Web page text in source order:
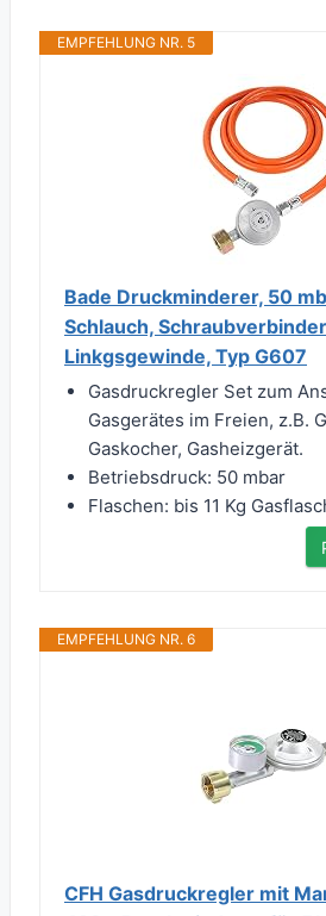
EMPFEHLUNG NR. 5
Bade Druckminderer, 50
Schlauch,
Linkgsgewinde, Typ G607
Gasdruckregler Set zum
Gasgerätes im Freien, z.B.
Gaskocher, Gasheizgerät.
Betriebsdruck: 50 mbar
Flaschen: bis 11 Kg
EMPFEHLUNG NR. 6
CFH Gasdruckregler mit